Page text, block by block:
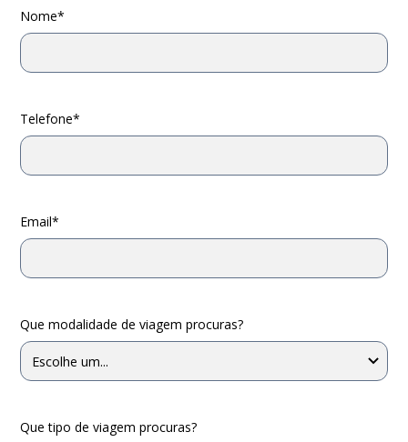
Nome*
Telefone*
Email*
Que modalidade de viagem procuras?
Que tipo de viagem procuras?